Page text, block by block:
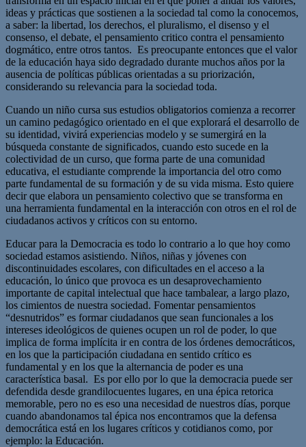
ideas y prácticas que sostienen a la sociedad tal como la conocemos,
a saber: la libertad, los derechos, el pluralismo, el disenso y el
consenso, el debate, el pensamiento critico contra el pensamiento
dogmático, entre otros tantos. Es preocupante entonces que el valor
de la educación haya sido degradado durante muchos años por la
ausencia de políticas públicas orientadas a su priorización,
considerando su relevancia para la sociedad toda.
Cuando un niño cursa sus estudios obligatorios comienza a recorrer
un camino pedagógico orientado en el que explorará el desarrollo de
su identidad, vivirá experiencias modelo y se sumergirá en la
búsqueda constante de significados, cuando esto sucede en la
colectividad de un curso, que forma parte de una comunidad
educativa, el estudiante comprende la importancia del otro como
parte fundamental de su formación y de su vida misma. Esto quiere
decir que elabora un pensamiento colectivo que se transforma en
una herramienta fundamental en la interacción con otros en el rol de
ciudadanos activos y críticos con su entorno.
Educar para la Democracia es todo lo contrario a lo que hoy como
sociedad estamos asistiendo. Niños, niñas y jóvenes con
discontinuidades escolares, con dificultades en el acceso a la
educación, lo único que provoca es un desaprovechamiento
importante de capital intelectual que hace tambalear, a largo plazo,
los cimientos de nuestra sociedad. Fomentar pensamientos
“desnutridos” es formar ciudadanos que sean funcionales a los
intereses ideológicos de quienes ocupen un rol de poder, lo que
implica de forma implícita ir en contra de los órdenes democráticos,
en los que la participación ciudadana en sentido crítico es
fundamental y en los que la alternancia de poder es una
característica basal. Es por ello por lo que la democracia puede ser
defendida desde grandilocuentes lugares, en una épica retorica
memorable, pero no es eso una necesidad de nuestros días, porque
cuando abandonamos tal épica nos encontramos que la defensa
democrática está en los lugares críticos y cotidianos como, por
ejemplo: la Educación.